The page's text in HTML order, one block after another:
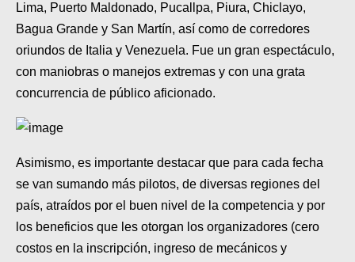
Lima, Puerto Maldonado, Pucallpa, Piura, Chiclayo,
Bagua Grande y San Martín, así como de corredores
oriundos de Italia y Venezuela. Fue un gran espectáculo,
con maniobras o manejos extremas y con una grata
concurrencia de público aficionado.
Asimismo, es importante destacar que para cada fecha
se van sumando más pilotos, de diversas regiones del
país, atraídos por el buen nivel de la competencia y por
los beneficios que les otorgan los organizadores (cero
costos en la inscripción, ingreso de mecánicos y